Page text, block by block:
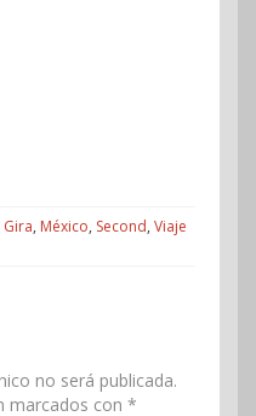
Gira, México, Second, Viaje
no será publicada.
marcados con *